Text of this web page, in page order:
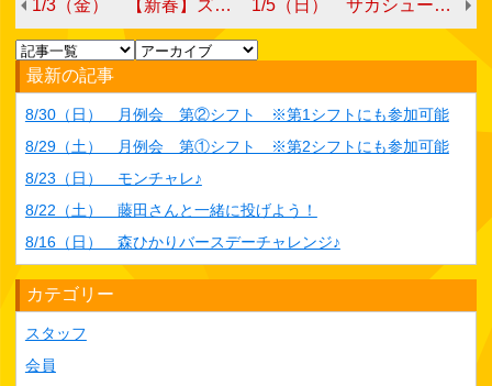
1/3（金） 【新春】ズミチャレ♪ 1/5（日） サカシューチャレ♪
最新の記事
8/30（日） 月例会 第②シフト ※第1シフトにも参加可能
8/29（土） 月例会 第①シフト ※第2シフトにも参加可能
8/23（日） モンチャレ♪
8/22（土） 藤田さんと一緒に投げよう！
8/16（日） 森ひかりバースデーチャレンジ♪
カテゴリー
スタッフ
会員